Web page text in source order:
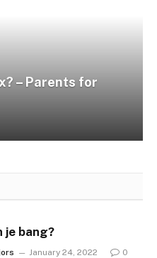
– Parents for
je bang?
January 24, 2022 0